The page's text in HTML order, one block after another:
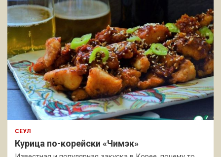
СЕУЛ
Курица по-корейски «Чимэк»